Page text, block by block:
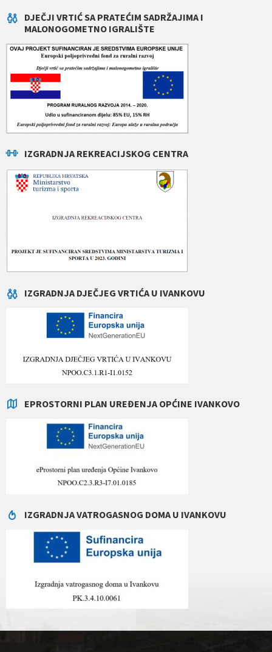
DJEČJI VRTIĆ SA PRATEĆIM SADRŽAJIMA I
MALONOGOMETNO IGRALIŠTE
IZGRADNJA REKREACIJSKOG CENTRA
IZGRADNJA DJEČJEG VRTIĆA U IVANKOVU
EPROSTORNI PLAN UREĐENJA OPĆINE IVANKOVO
IZGRADNJA VATROGASNOG DOMA U IVANKOVU